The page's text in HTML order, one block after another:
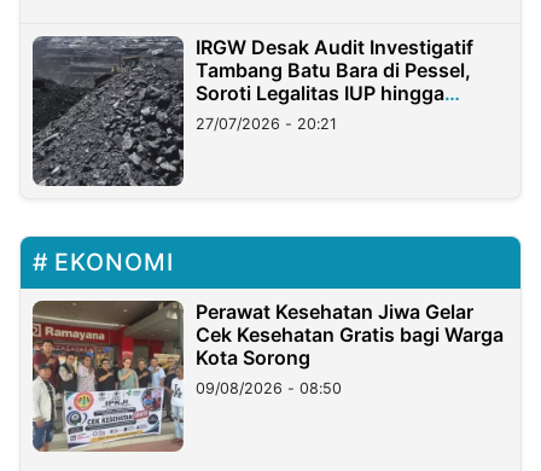
IRGW Desak Audit Investigatif
Tambang Batu Bara di Pessel,
Soroti Legalitas IUP hingga
Stockpile
27/07/2026 - 20:21
EKONOMI
Perawat Kesehatan Jiwa Gelar
Cek Kesehatan Gratis bagi Warga
Kota Sorong
09/08/2026 - 08:50